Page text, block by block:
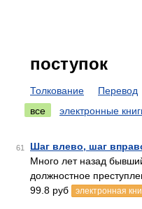
поступок
Толкование Перевод
все
электронные
61 Шаг влево, шаг
Много лет назад
должностное
99.8 руб
электронная